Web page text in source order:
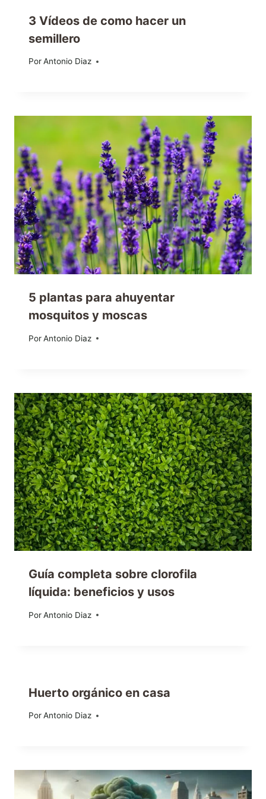
3 Vídeos de como hacer un
semillero
PorAntonio Diaz
18/03/2014
5 plantas para ahuyentar
mosquitos y moscas
PorAntonio Diaz
09/06/2020
Guía completa sobre clorofila
líquida: beneficios y usos
PorAntonio Diaz
14/06/2024
Huerto orgánico en casa
PorAntonio Diaz
24/10/2019